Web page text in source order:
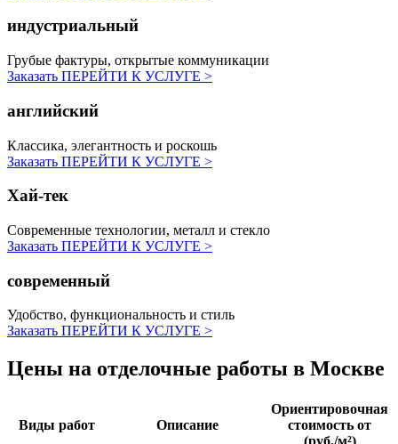
индустриальный
Грубые фактуры, открытые коммуникации
Заказать ПЕРЕЙТИ К УСЛУГЕ >
английский
Классика, элегантность и роскошь
Заказать ПЕРЕЙТИ К УСЛУГЕ >
Хай-тек
Современные технологии, металл и стекло
Заказать ПЕРЕЙТИ К УСЛУГЕ >
современный
Удобство, функциональность и стиль
Заказать ПЕРЕЙТИ К УСЛУГЕ >
Цены на отделочные работы в Москве
Виды работ Описание
Ориентировочная
стоимость от